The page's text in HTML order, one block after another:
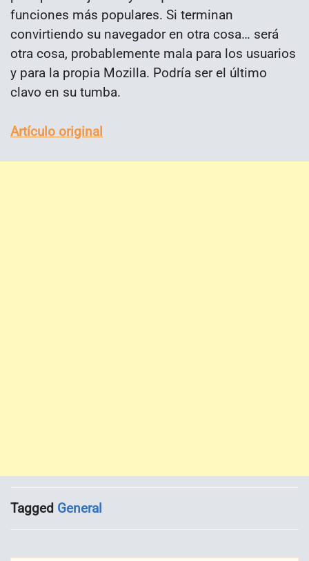
funciones más populares. Si terminan
convirtiendo su navegador en otra cosa… será
otra cosa, probablemente mala para los usuarios
y para la propia Mozilla. Podría ser el último
clavo en su tumba.
Artículo original
Tagged General